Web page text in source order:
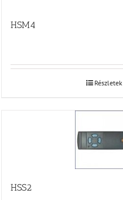
HSM4
Részletek
HSS2